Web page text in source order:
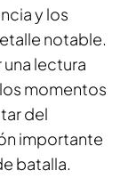
y los
notable.
lectura
momentos
del
importante
batalla.